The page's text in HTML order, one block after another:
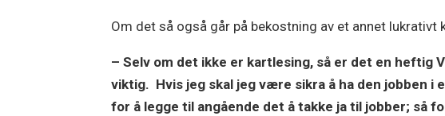
Om det så også går på bekostning av et annet lukrativt
– Selv om det ikke er kartlesing, så er det en heftig
viktig. Hvis jeg skal jeg være sikra å ha den jobben i
for å legge til angående det å takke ja til jobber; så